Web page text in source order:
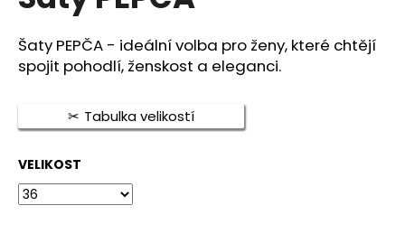
z
5
hvězdiček.
Šaty PEPČA - ideální volba pro ženy, které chtějí
spojit pohodlí, ženskost a eleganci.
Tabulka velikostí
VELIKOST
j
í